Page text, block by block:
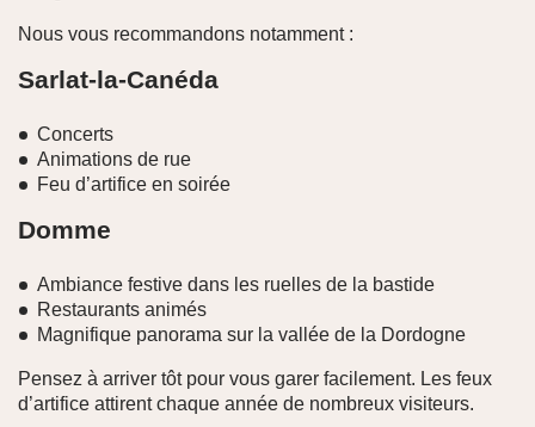
Nous vous recommandons notamment :
Sarlat-la-Canéda
Concerts
Animations de rue
Feu d’artifice en soirée
Domme
Ambiance festive dans les ruelles de la bastide
Restaurants animés
Magnifique panorama sur la vallée de la Dordogne
Pensez à arriver tôt pour vous garer facilement. Les feux
d’artifice attirent chaque année de nombreux visiteurs.